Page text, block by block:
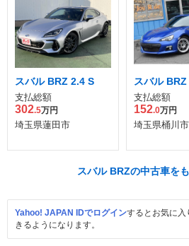
スバル BRZ 2.4 S
支払総額
302.5万円
埼玉県蓮田市
スバル
支払総額
152.0万円
埼玉県桶川市
スバル BRZの中古車を
Yahoo! JAPAN IDでログインするとお気に入
きるようになります。